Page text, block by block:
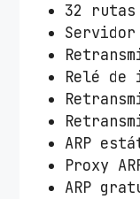
32
Servidor
Relé de
ARP
Proxy
ARP